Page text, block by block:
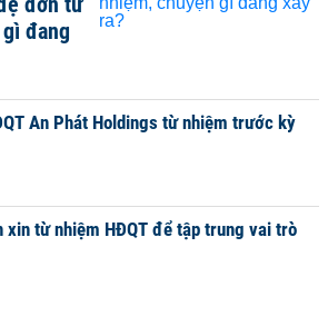
đang
An Phát Holdings từ nhiệm trước kỳ
xin từ nhiệm HĐQT để tập trung vai trò